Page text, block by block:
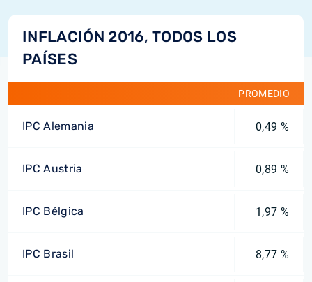
INFLACIÓN 2016, TODOS LOS
PAÍSES
PROMEDIO
IPC Alemania 0,49 %
IPC Austria 0,89 %
IPC Bélgica 1,97 %
IPC Brasil 8,77 %